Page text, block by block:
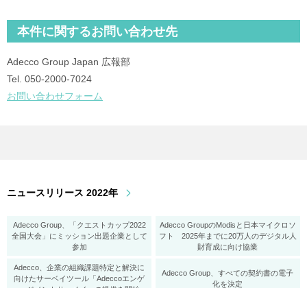
本件に関するお問い合わせ先
Adecco Group Japan 広報部
Tel. 050‐2000‐7024
お問い合わせフォーム
ニュースリリース 2022年
Adecco Group、「クエストカップ2022
全国大会」にミッション出題企業として
参加
Adecco GroupのModisと日本マイクロソ
フト 2025年までに20万人のデジタル人
財育成に向け協業
Adecco、企業の組織課題特定と解決に
向けたサーベイツール「Adeccoエンゲ
Adecco Group、すべての契約書の電子
化を決定